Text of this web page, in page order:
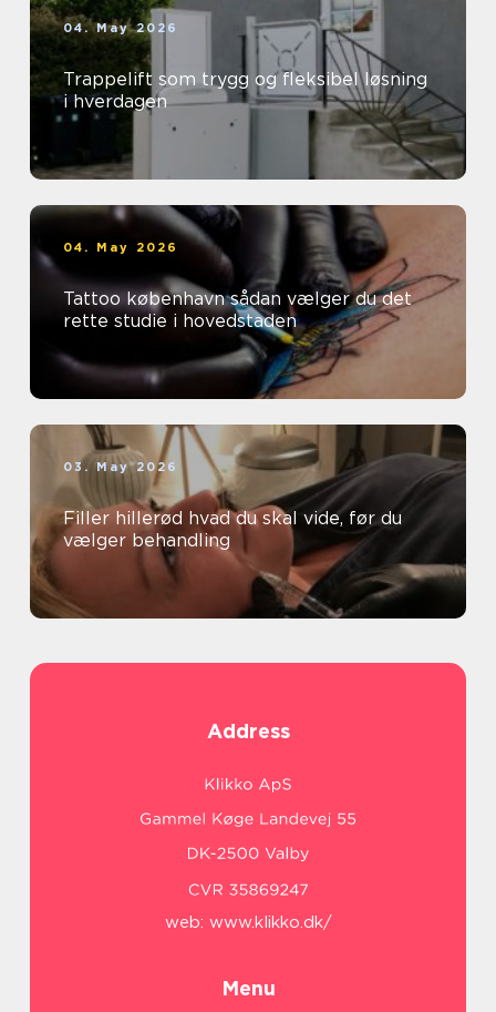
04. May 2026
Trappelift som trygg og fleksibel løsning
i hverdagen
04. May 2026
Tattoo københavn sådan vælger du det
rette studie i hovedstaden
03. May 2026
Filler hillerød hvad du skal vide, før du
vælger behandling
Address
web: www.klikko.dk/
Menu